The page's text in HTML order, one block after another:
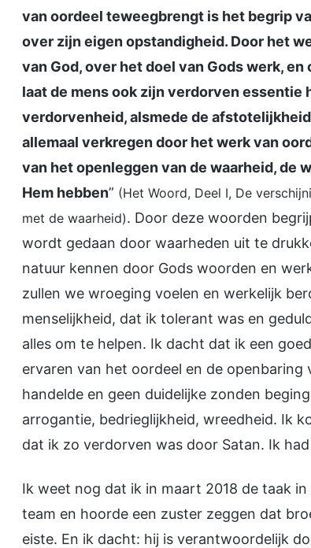
van oordeel teweegbrengt is het begrip
over zijn eigen opstandigheid. Door het
van God, over het doel van Gods werk,
laat de mens ook zijn verdorven essentie
verdorvenheid, alsmede de
allemaal verkregen door het werk van
van het openleggen van de waarheid, de
Hem hebben” (Het Woord, Deel I, De
met de waarheid). Door deze woorden
wordt gedaan door waarheden uit te
natuur kennen door Gods woorden en
zullen we wroeging voelen en werkelijk
menselijkheid, dat ik tolerant was en
alles om te helpen. Ik dacht dat ik een
ervaren van het oordeel en de
handelde en geen duidelijke zonden
arrogantie, bedrieglijkheid, wreedheid. Ik
dat ik zo verdorven was door Satan. Ik
Ik weet nog dat ik in maart 2018 de taak
team en hoorde een zuster zeggen dat
eiste. En ik dacht: hij is verantwoordelijk